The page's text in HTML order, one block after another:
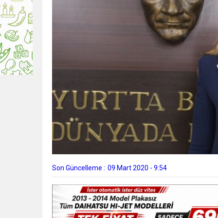
Son Güncelleme : 09 Mart 2020 - 9:54